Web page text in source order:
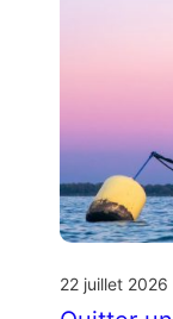
22 juillet 2026